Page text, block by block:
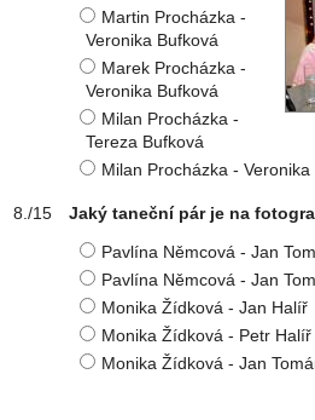
Martin Procházka -
Veronika Bufková
Marek Procházka -
Veronika Bufková
Milan Procházka -
Tereza Bufková
Milan Procházka - Veronika
Jaký taneční pár je na
Pavlína Němcová - Jan
Pavlína Němcová - Jan
Monika Žídková - Jan Halíř
Monika Žídková - Petr Halíř
Monika Žídková - Jan